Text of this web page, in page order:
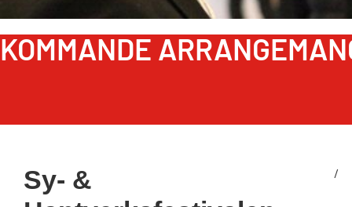
KOMMANDE
Sy- &
/